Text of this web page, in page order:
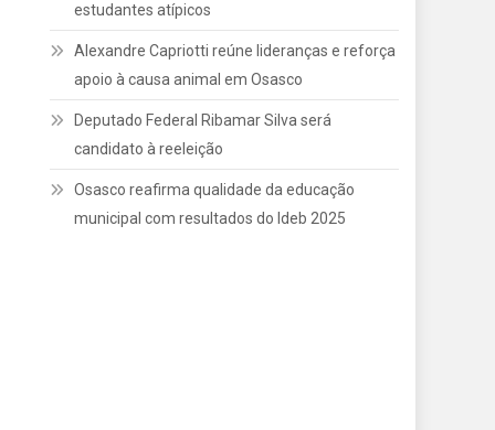
estudantes atípicos
Alexandre Capriotti reúne lideranças e reforça
apoio à causa animal em Osasco
Deputado Federal Ribamar Silva será
candidato à reeleição
Osasco reafirma qualidade da educação
municipal com resultados do Ideb 2025